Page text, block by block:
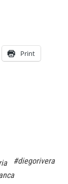
Print
#diegorivera